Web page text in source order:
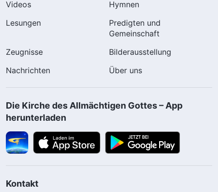
Videos
Hymnen
Lesungen
Predigten und
Gemeinschaft
Zeugnisse
Bilderausstellung
Nachrichten
Über uns
Die Kirche des Allmächtigen Gottes – App
herunterladen
Kontakt